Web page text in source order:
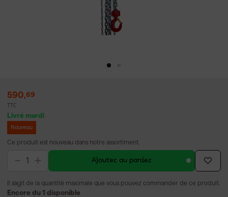
590,69
TTC
Livré mardi
Nouveau
Ce produit est nouveau dans notre assortiment.
Ajouter au panier
Il s'agit de la quantité maximale que vous pouvez commander de ce produit.
Encore du 1 disponible